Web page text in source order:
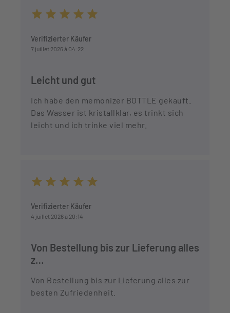
Verifizierter Käufer
7 juillet 2026 à 04:22
Leicht und gut
Ich habe den memonizer BOTTLE gekauft.
Das Wasser ist kristallklar, es trinkt sich
leicht und ich trinke viel mehr.
Verifizierter Käufer
4 juillet 2026 à 20:14
Von Bestellung bis zur Lieferung alles
z…
Von Bestellung bis zur Lieferung alles zur
besten Zufriedenheit.